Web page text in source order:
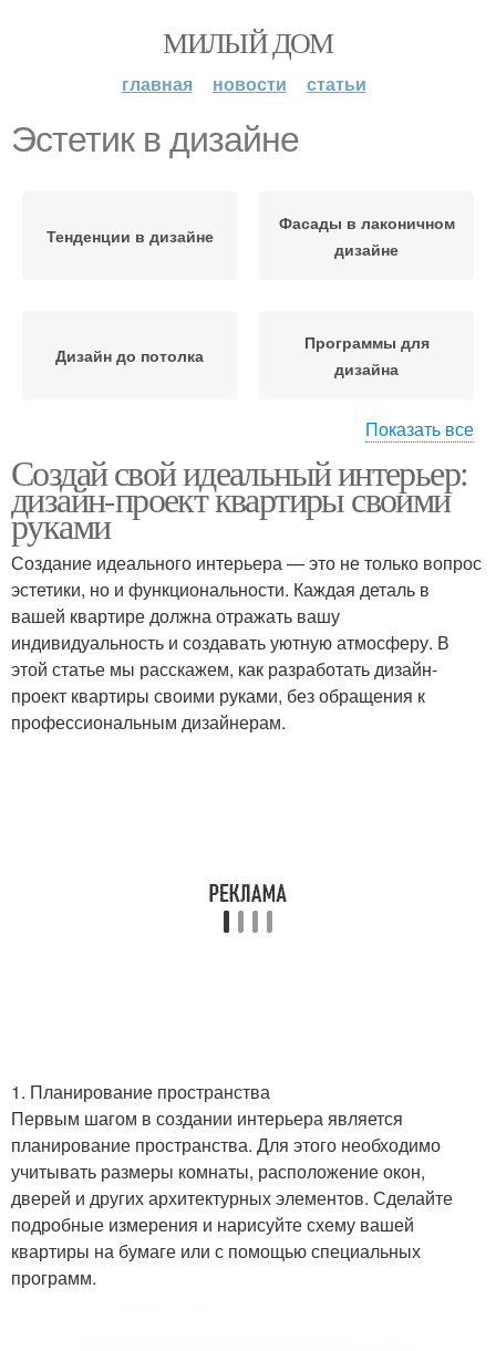
МИЛЫЙ ДОМ
главная новости статьи
Эстетик в дизайне
Тенденции в дизайне
Фасады в лаконичном
дизайне
Дизайн до потолка
Программы для
дизайна
Предпочтения при
дизайне
Показать все
Создай свой идеальный интерьер:
дизайн-проект квартиры своими
руками
Создание идеального интерьера — это не только вопрос
эстетики, но и функциональности. Каждая деталь в
вашей квартире должна отражать вашу
индивидуальность и создавать уютную атмосферу. В
этой статье мы расскажем, как разработать дизайн-
проект квартиры своими руками, без обращения к
профессиональным дизайнерам.
1. Планирование пространства
Первым шагом в создании интерьера является
планирование пространства. Для этого необходимо
учитывать размеры комнаты, расположение окон,
дверей и других архитектурных элементов. Сделайте
подробные измерения и нарисуйте схему вашей
квартиры на бумаге или с помощью специальных
программ.